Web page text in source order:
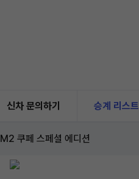
신차 문의하기 승계 리스트
M2 쿠페 스페셜 에디션